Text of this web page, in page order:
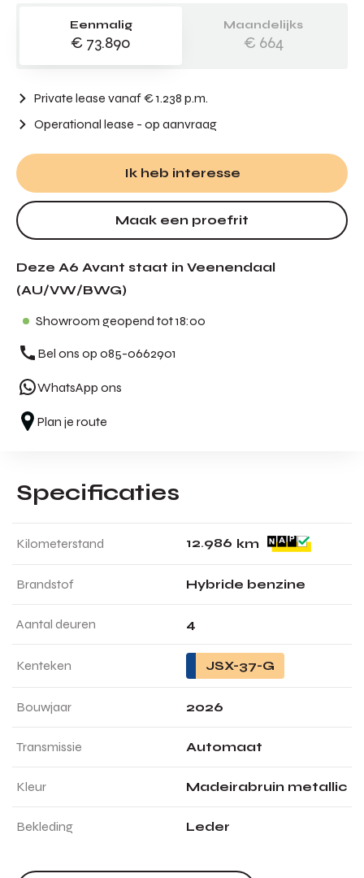
Eenmalig
€ 73.890
Maandelijks
€ 664
Private lease vanaf € 1.238 p.m.
Operational lease - op aanvraag
Ik heb interesse
Maak een proefrit
Deze A6 Avant staat in Veenendaal
(AU/VW/BWG)
Showroom geopend tot 18:00
Bel ons op 085-0662901
WhatsApp ons
Plan je route
Specificaties
Kilometerstand 12.986 km
Brandstof Hybride benzine
Aantal deuren 4
Kenteken JSX-37-G
Bouwjaar 2026
Transmissie Automaat
Kleur Madeirabruin metallic
Bekleding Leder